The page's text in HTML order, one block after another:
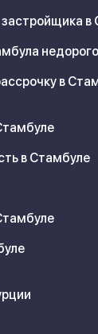
застройщика
недорого
в
в Стамбуле